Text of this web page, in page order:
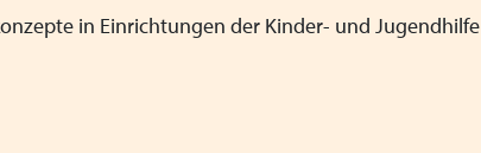
in Einrichtungen der Kinder- und Jugendhilfe